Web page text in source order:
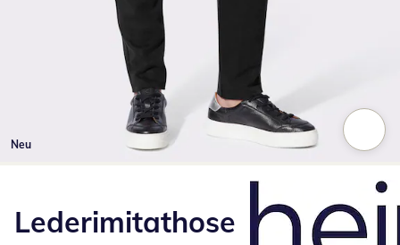
Neu
Lederimitathose